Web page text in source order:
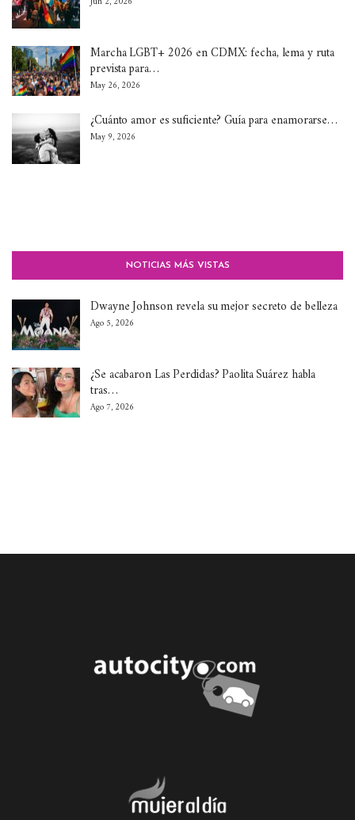
Marcha LGBT+ 2026 en CDMX: fecha, lema y ruta
prevista para…
May 26, 2026
¿Cuánto amor es suficiente? Guía para enamorarse…
May 9, 2026
NOTICIAS MÁS VISTAS
Dwayne Johnson revela su mejor secreto de belleza
Ago 5, 2026
¿Se acabaron Las Perdidas? Paolita Suárez habla
tras…
Ago 7, 2026